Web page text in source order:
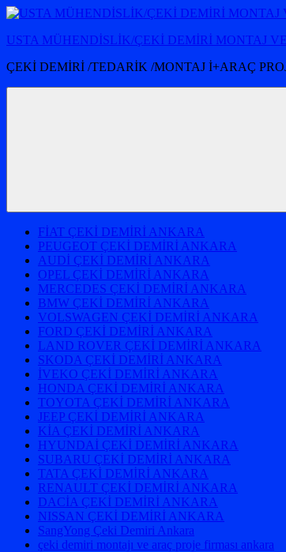
İçeriğe
USTA MÜHENDİSLİK/ÇEKİ DEMİRİ MONTAJ
ÇEKİ DEMİRİ /TEDARİK /MONTAJ İ+ARAÇ
FİAT ÇEKİ DEMİRİ ANKARA
PEUGEOT ÇEKİ DEMİRİ ANKARA
AUDİ ÇEKİ DEMİRİ ANKARA
OPEL ÇEKİ DEMİRİ ANKARA
MERCEDES ÇEKİ DEMİRİ ANKARA
BMW ÇEKİ DEMİRİ ANKARA
VOLSWAGEN ÇEKİ DEMİRİ ANKARA
FORD ÇEKİ DEMİRİ ANKARA
LAND ROVER ÇEKİ DEMİRİ ANKARA
SKODA ÇEKİ DEMİRİ ANKARA
İVEKO ÇEKİ DEMİRİ ANKARA
HONDA ÇEKİ DEMİRİ ANKARA
TOYOTA ÇEKİ DEMİRİ ANKARA
JEEP ÇEKİ DEMİRİ ANKARA
KİA ÇEKİ DEMİRİ ANKARA
HYUNDAİ ÇEKİ DEMİRİ ANKARA
SUBARU ÇEKİ DEMİRİ ANKARA
TATA ÇEKİ DEMİRİ ANKARA
RENAULT ÇEKİ DEMİRİ ANKARA
DACİA ÇEKİ DEMİRİ ANKARA
NISSAN ÇEKİ DEMİRİ ANKARA
SangYong Çeki Demiri Ankara
çeki demiri montajı ve araç proje firması ankara